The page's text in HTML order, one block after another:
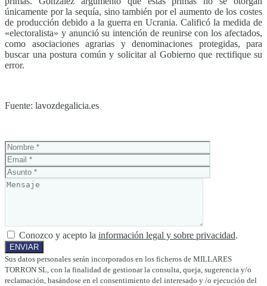
únicamente por la sequía, sino también por el aumento de los costes
de producción debido a la guerra en Ucrania. Calificó la medida de
«electoralista» y anunció su intención de reunirse con los afectados,
como asociaciones agrarias y denominaciones protegidas, para
buscar una postura común y solicitar al Gobierno que rectifique su
error.
Fuente: lavozdegalicia.es
Conozco y acepto la información legal y sobre privacidad.
Sus datos personales serán incorporados en los ficheros de MILLARES
TORRON SL, con la finalidad de gestionar la consulta, queja, sugerencia y/o
reclamación, basándose en el consentimiento del interesado y /o ejecución del